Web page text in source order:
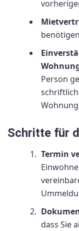
Person
Schritte für
Termin
dass Sie